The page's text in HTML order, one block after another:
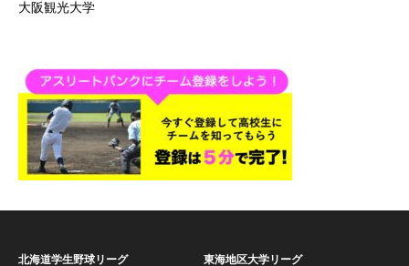
大阪観光大学
北海道学生野球リーグ
東海地区大学リーグ